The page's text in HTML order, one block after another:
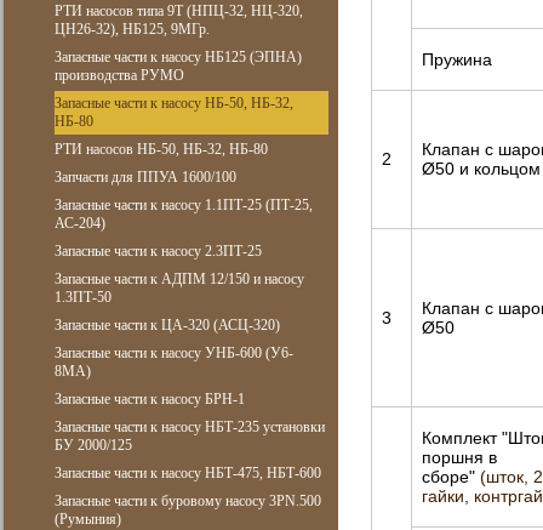
РТИ насосов типа 9Т (НПЦ-32, НЦ-320,
ЦН26-32), НБ125, 9МГр.
Запасные части к насосу НБ125 (ЭПНА)
производства РУМО
Запасные части к насосу НБ-50, НБ-32,
НБ-80
РТИ насосов НБ-50, НБ-32, НБ-80
Запчасти для ППУА 1600/100
Запасные части к насосу 1.1ПТ-25 (ПТ-25,
АС-204)
Запасные части к насосу 2.3ПТ-25
Запасные части к АДПМ 12/150 и насосу
1.3ПТ-50
Запасные части к ЦА-320 (АСЦ-320)
Запасные части к насосу УНБ-600 (У6-
8МА)
Запасные части к насосу БРН-1
Запасные части к насосу НБТ-235 установки
БУ 2000/125
Запасные части к насосу НБТ-475, НБТ-600
Запасные части к буровому насосу 3PN.500
(Румыния)
Пружина
2
Клапан с
Ø50 и кольцом
3
Клапан с
Ø50
Комплект
поршня в
сборе" (шток, 2
гайки,